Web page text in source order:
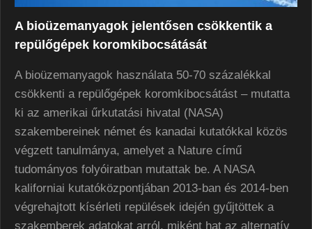
A bioüzemanyagok jelentősen csökkentik a
repülőgépek koromkibocsátását
A bioüzemanyagok használata 50-70 százalékkal
csökkenti a repülőgépek koromkibocsátást – mutatta
ki az amerikai űrkutatási hivatal (NASA)
szakembereinek német és kanadai kutatókkal közös
végzett tanulmánya, amelyet a Nature című
tudományos folyóiratban mutattak be. A NASA
kaliforniai kutatóközpontjában 2013-ban és 2014-ben
végrehajtott kísérleti repülések idején gyűjtöttek a
szakemberek adatokat arról, miként hat az alternatív